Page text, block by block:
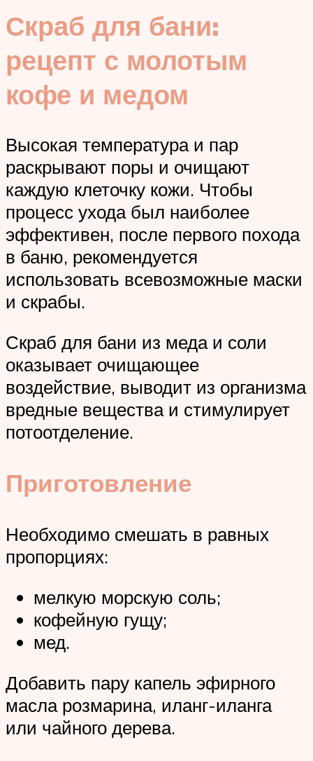
Скраб для бани:
рецепт с молотым
кофе и медом
Высокая температура и пар
раскрывают поры и очищают
каждую клеточку кожи. Чтобы
процесс ухода был наиболее
эффективен, после первого похода
в баню, рекомендуется
использовать всевозможные маски
и скрабы.
Скраб для бани из меда и соли
оказывает очищающее
воздействие, выводит из организма
вредные вещества и стимулирует
потоотделение.
Приготовление
Необходимо смешать в равных
пропорциях:
мелкую морскую соль;
кофейную гущу;
мед.
Добавить пару капель эфирного
масла розмарина, иланг-иланга
или чайного дерева.